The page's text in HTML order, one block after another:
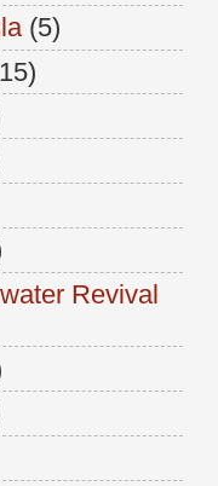
(5)
Revival